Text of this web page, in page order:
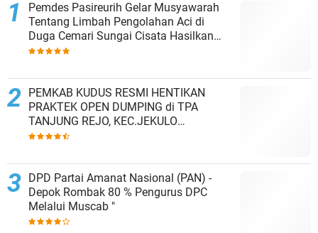
Pemdes Pasireurih Gelar Musyawarah
Tentang Limbah Pengolahan Aci di
Duga Cemari Sungai Cisata Hasilkan
Kesepakatan Tutup Sementara
PEMKAB KUDUS RESMI HENTIKAN
PRAKTEK OPEN DUMPING di TPA
TANJUNG REJO, KEC.JEKULO
KAB.KUDUS,BERLAKUKAN SISTEM
DPD Partai Amanat Nasional (PAN) -
Depok Rombak 80 % Pengurus DPC
Melalui Muscab "